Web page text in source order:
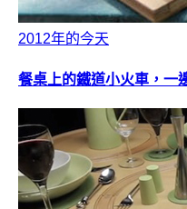
2012年的今天
餐桌上的鐵道小火車，一